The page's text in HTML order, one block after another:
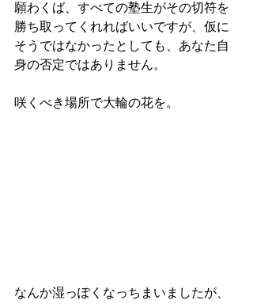
願わくば、すべての塾生がその切符を
勝ち取ってくれればいいですが、仮に
そうではなかったとしても、あなた自
身の否定ではありません。
咲くべき場所で大輪の花を。
なんか湿っぽくなっちまいましたが、